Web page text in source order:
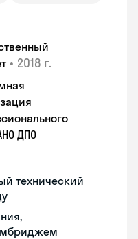
• 2018 г.
ДПО
технический